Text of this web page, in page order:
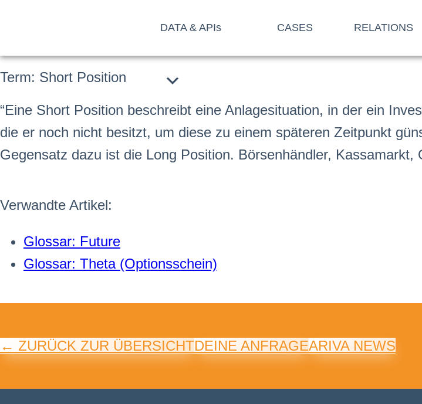
DATA & APIs CASES RELATIONS
Term: Short Position
“Eine Short Position beschreibt eine Anlagesituation, in der ein
die er noch nicht besitzt, um diese zu einem späteren Zeitpunkt
Gegensatz dazu ist die Long Position. Börsenhändler, Kassamarkt,
Verwandte Artikel:
Glossar: Future
Glossar: Theta (Optionsschein)
← ZURÜCK ZUR ÜBERSICHTDEINE ANFRAGEARIVA NEWS